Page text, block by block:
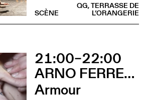
QG, TERRASSE DE
L’ORANGERIE
SCÈNE
21:00–22:00
ARNO FERRERA & GILLES POLET
Armour